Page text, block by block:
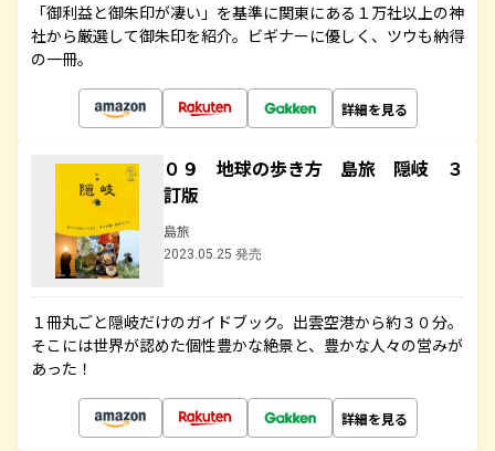
「御利益と御朱印が凄い」を基準に関東にある１万社以上の神
社から厳選して御朱印を紹介。ビギナーに優しく、ツウも納得
の一冊。
詳細を見る
０９ 地球の歩き方 島旅 隠岐 ３
訂版
島旅
2023.05.25 発売
１冊丸ごと隠岐だけのガイドブック。出雲空港から約３０分。
そこには世界が認めた個性豊かな絶景と、豊かな人々の営みが
あった！
詳細を見る